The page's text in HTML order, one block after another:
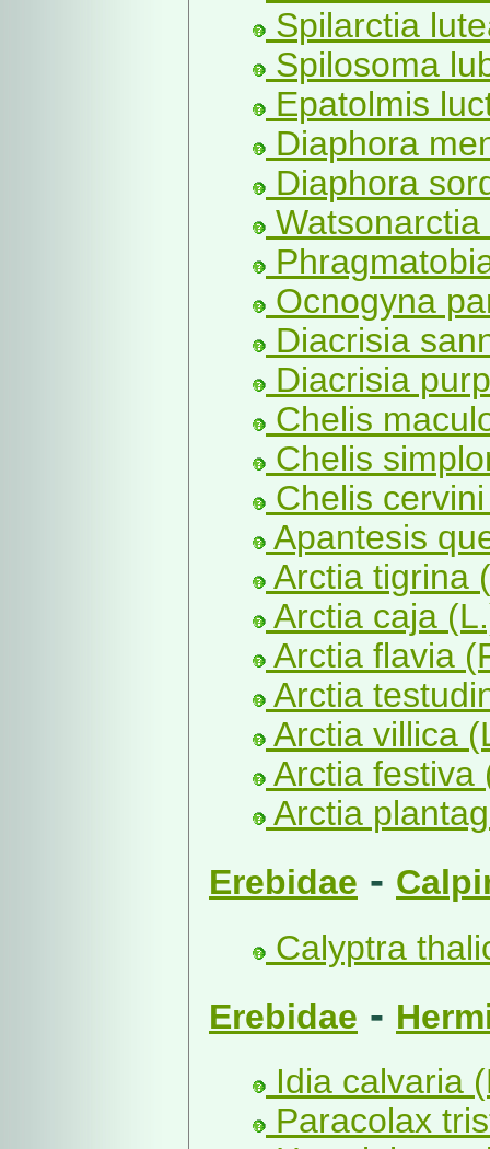
Spilarctia
Spilosoma
Epatolmis
Diaphora
Diaphora
Ocnogyna
Diacrisia
Diacrisia
Chelis
Chelis
Chelis
Apantesis
Arctia tigrina
Arctia caja
Arctia flavia
Arctia
Arctia villica
Arctia festiva
Arctia
Erebidae -
Calyptra
Erebidae -
Idia calvaria
Paracolax